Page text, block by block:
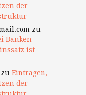
der
zu
Banken –
ist
zu Eintragen,
der